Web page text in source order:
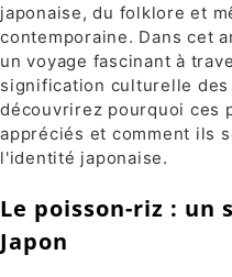
japonaise, du folklore et
contemporaine. Dans cet
un voyage fascinant à
signification culturelle des
découvrirez pourquoi ces
appréciés et comment ils
l'identité japonaise.
Le poisson-riz : un
Japon